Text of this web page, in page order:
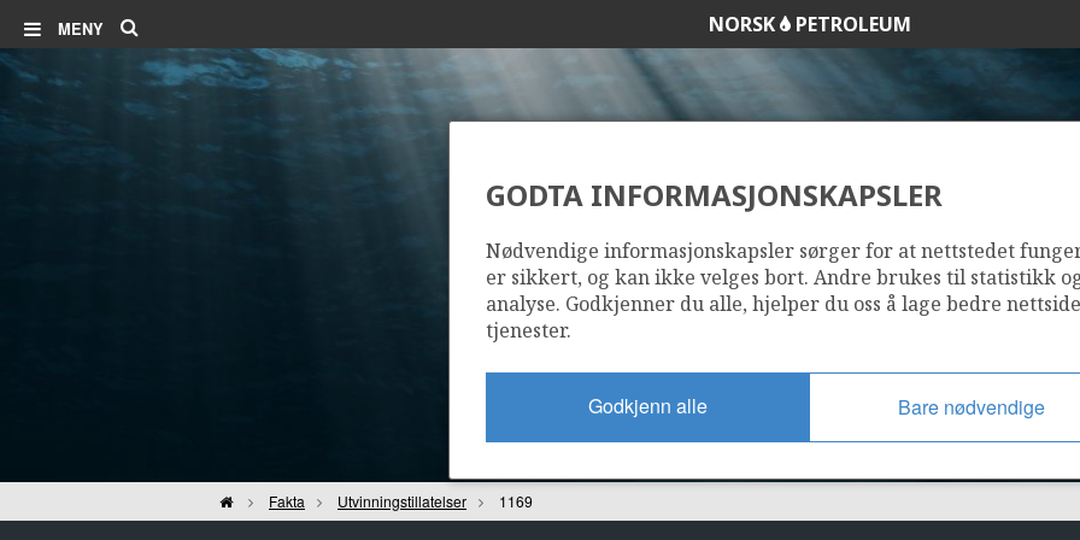
MENY NORSK PETROLEUM
1169
Hjem Fakta Utvinningstillatelser 1169
GODTA INFORMASJONSKAPSLER
Nødvendige informasjonskapsler sørger for at nettstedet
er sikkert, og kan ikke velges bort. Andre brukes til statistikk
analyse. Godkjenner du alle, hjelper du oss å lage bedre
tjenester.
Godkjenn alle Bare nødvendige